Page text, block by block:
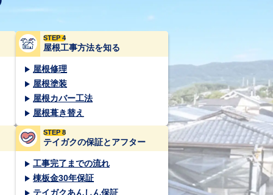
STEP 4
屋根工事方法を知る
屋根修理
屋根塗装
屋根カバー工法
屋根葺き替え
STEP 8
テイガクの保証とアフター
工事完了までの流れ
棟板金30年保証
テイガクあんしん保証